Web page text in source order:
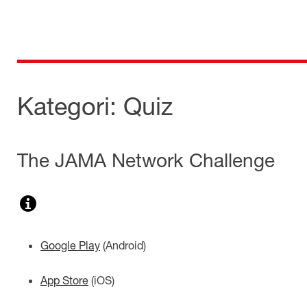
för dig som är anställd inom Region Kalmar län
Kategori: Quiz
The JAMA Network Challenge
Google Play (Android)
App Store (iOS)